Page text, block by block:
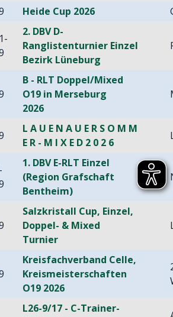
Heide Cup 2026
2. DBV D-
Ranglistenturnier Einzel
Bezirk Lüneburg
B - RLT Doppel/Mixed
O19 in Merseburg
2026
L A U E N A U E R S O M M
E R - M I X E D 2 0 2 6
1. DBV E-RLT Einzel
(Region Grafschaft
Bentheim)
Salzkristall Cup, Einzel,
Doppel- & Mixed
Turnier
Kreisfachverband Celle,
Kreismeisterschaften
O19 2026
L26-9/17 - C-Trainer-